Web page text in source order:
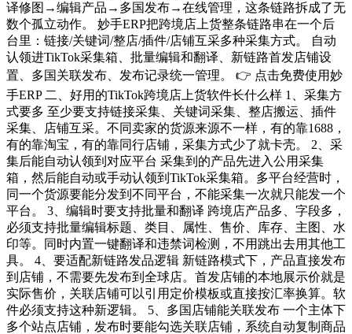
译修图→编辑产品→多国发布→在线管理，这条链路拆成了无
数个孤立动作。 妙手ERP把跨境店上货整条链路串在一个后
台里：链接/关键词/整店/插件/店铺互采多种采集方式。 自动
认领进TikTok采集箱、批量编辑和翻译、新链路首发店铺设
置、多国关联发布、发布记录统一管理。 👉 点击免费使用妙
手ERP 二、好用的TikTok跨境店上货软件长什么样 1、采集方
式要多 至少要支持链接采集、关键词采集、整店搬运、插件
采集、店铺互采。不同卖家的货源来源不一样，有的靠1688，
有的靠淘宝，有的靠同行店铺，采集方式少了就卡壳。 2、采
集后能自动认领到对应平台 采集到的产品先进入公用采集
箱，然后能自动或手动认领到TikTok采集箱。多平台经营时，
同一个货源要能分发到不同平台，不能采集一次就只能发一个
平台。 3、编辑时要支持批量和翻译 跨境店产品多、字段多，
必须支持批量编辑标题、类目、属性、售价、库存、主图、水
印等。同时内置一键翻译和违禁词检测，不用跳出去用其他工
具。 4、要适配新链路发品逻辑 新链路模式下，产品直接发布
到店铺，不需要先发布到全球店。首发店铺的本地展示价就是
实际售价，关联店铺可以引用定价模板或直接按汇率换算。软
件必须支持这种新逻辑。 5、多国店铺能关联发布 一个主体下
多个站点店铺，发布时要能勾选关联店铺，系统自动复制商品